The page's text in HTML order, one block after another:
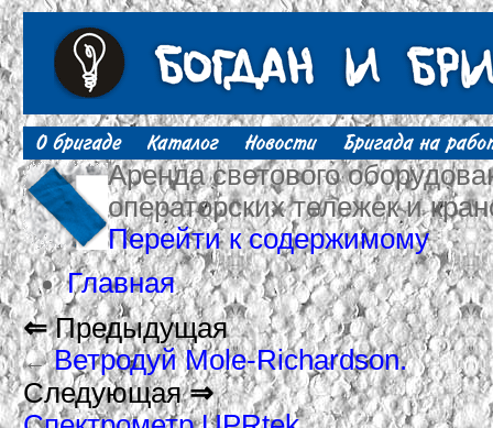
Аренда светового
операторских тележек и
Перейти к содержимому
Главная
⇐Предыдущая
←Ветродуй Mole-Richardson.
Следующая⇒